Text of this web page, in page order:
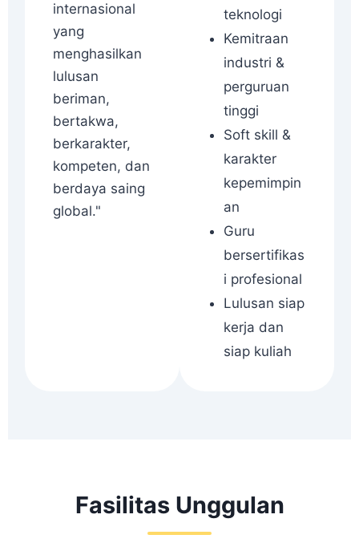
internasional
yang
menghasilkan
lulusan
beriman,
bertakwa,
berkarakter,
kompeten, dan
berdaya saing
global."
teknologi
Kemitraan
industri &
perguruan
tinggi
Soft skill &
karakter
kepemimpin
an
Guru
bersertifikas
i profesional
Lulusan siap
kerja dan
siap kuliah
Fasilitas Unggulan